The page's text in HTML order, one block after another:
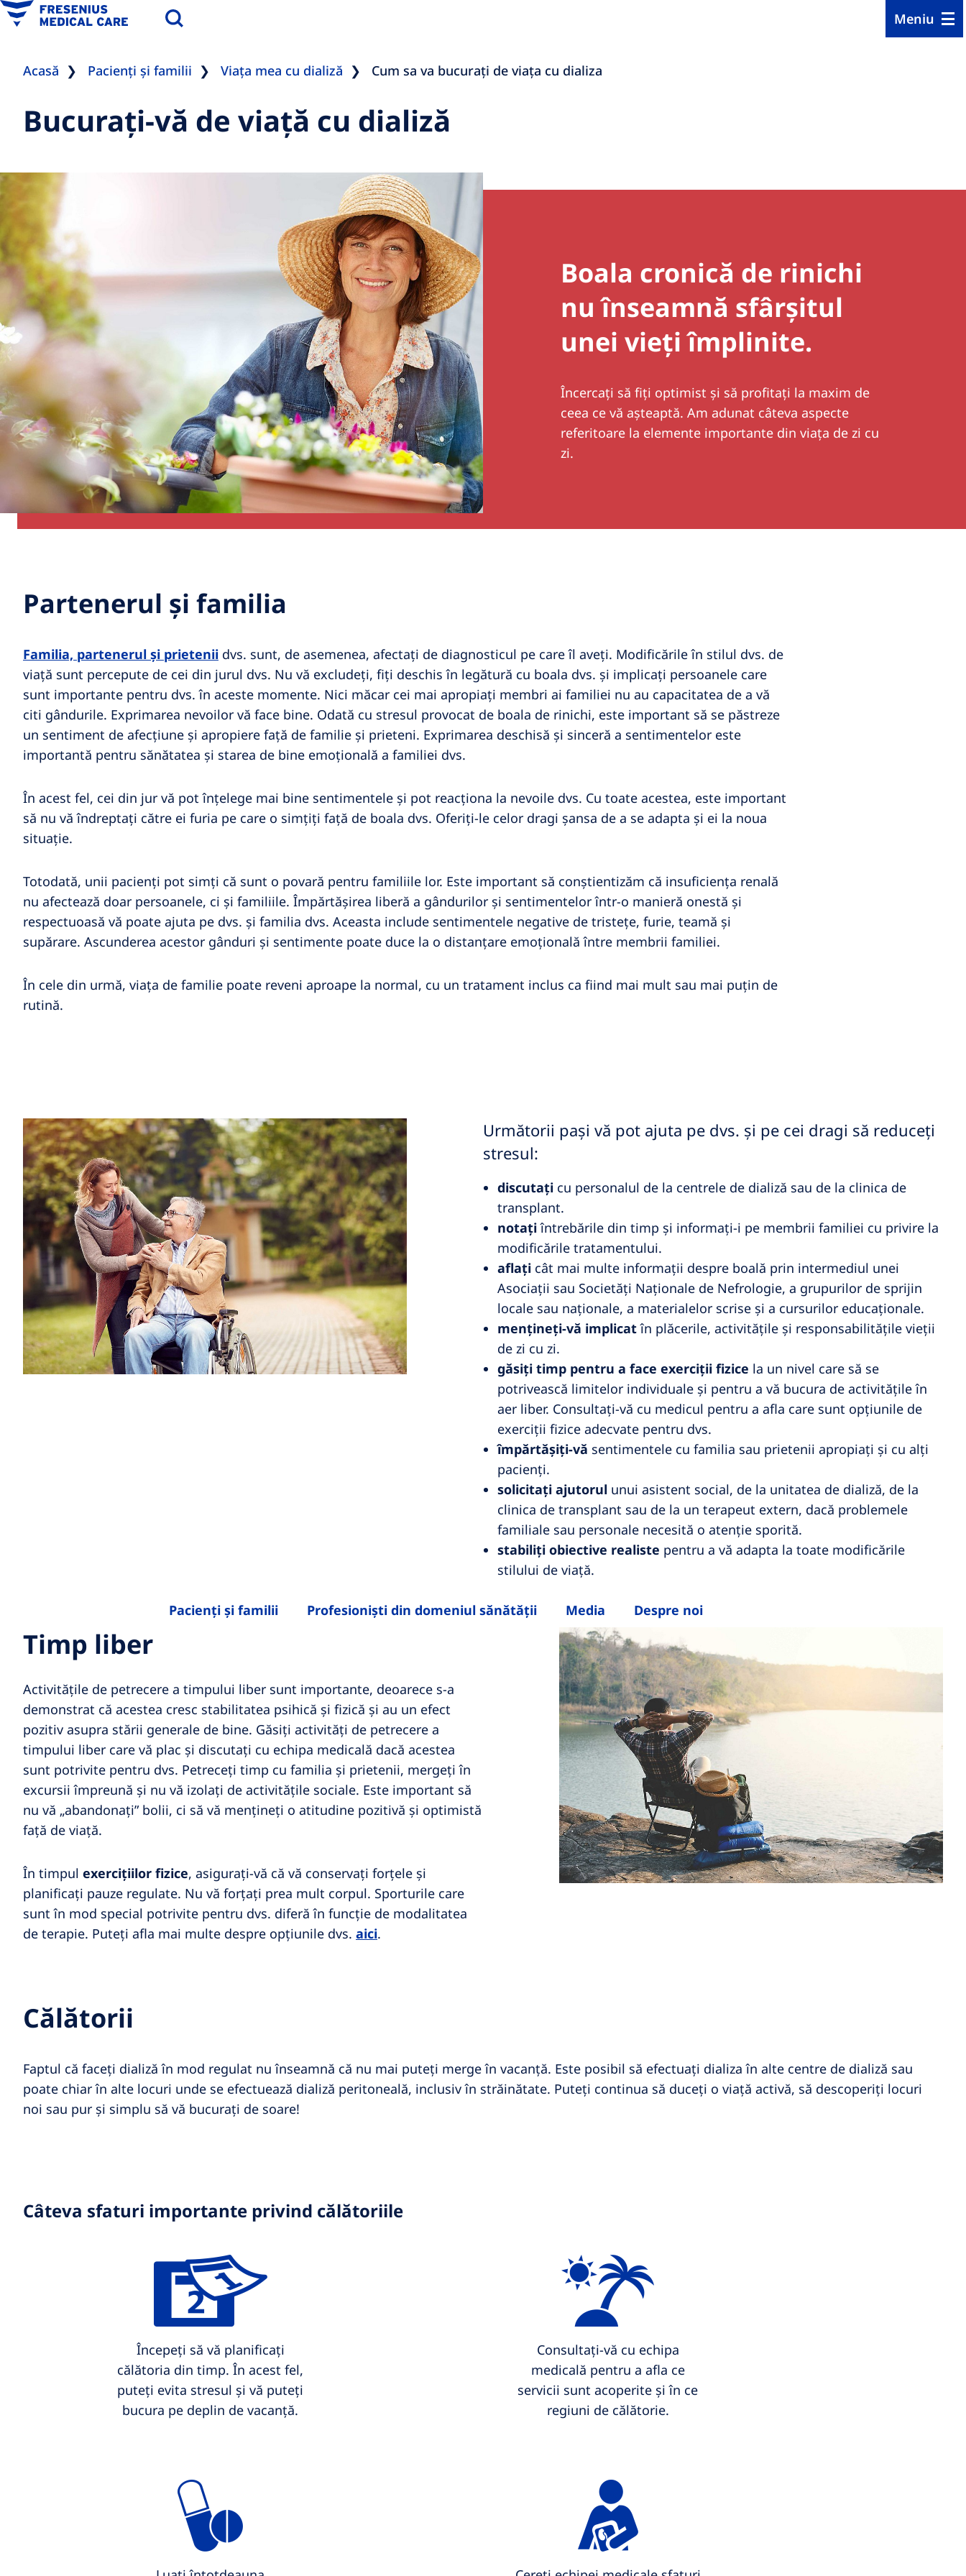
Meniu
Pacienți și familii Profesioniști din domeniul sănătății Media Despre noi
Acasă Pacienți și familii Viața mea cu dializă Cum sa va bucurați de viața cu dializa
Bucurați-vă de viață cu dializă
Boala cronică de rinichi
nu înseamnă sfârșitul
unei vieți împlinite.
Încercați să fiți optimist și să profitați la maxim de
ceea ce vă așteaptă. Am adunat câteva aspecte
referitoare la elemente importante din viața de zi cu
zi.
Partenerul și familia
Familia, partenerul și prietenii dvs. sunt, de asemenea, afectați de diagnosticul pe care îl aveți. Modificările în stilul dvs. de
viață sunt percepute de cei din jurul dvs. Nu vă excludeți, fiți deschis în legătură cu boala dvs. și implicați persoanele care
sunt importante pentru dvs. în aceste momente. Nici măcar cei mai apropiați membri ai familiei nu au capacitatea de a vă
citi gândurile. Exprimarea nevoilor vă face bine. Odată cu stresul provocat de boala de rinichi, este important să se păstreze
un sentiment de afecțiune și apropiere față de familie și prieteni. Exprimarea deschisă și sinceră a sentimentelor este
importantă pentru sănătatea și starea de bine emoțională a familiei dvs.
În acest fel, cei din jur vă pot înțelege mai bine sentimentele și pot reacționa la nevoile dvs. Cu toate acestea, este important
să nu vă îndreptați către ei furia pe care o simțiți față de boala dvs. Oferiți-le celor dragi șansa de a se adapta și ei la noua
situație.
Totodată, unii pacienți pot simți că sunt o povară pentru familiile lor. Este important să conștientizăm că insuficiența renală
nu afectează doar persoanele, ci și familiile. Împărtășirea liberă a gândurilor și sentimentelor într-o manieră onestă și
respectuoasă vă poate ajuta pe dvs. și familia dvs. Aceasta include sentimentele negative de tristețe, furie, teamă și
supărare. Ascunderea acestor gânduri și sentimente poate duce la o distanțare emoțională între membrii familiei.
În cele din urmă, viața de familie poate reveni aproape la normal, cu un tratament inclus ca fiind mai mult sau mai puțin de
rutină.
Următorii pași vă pot ajuta pe dvs. și pe cei dragi să reduceți
stresul:
discutațicu personalul de la centrele de dializă sau de la clinica de
transplant.
notațiîntrebările din timp și informați-i pe membrii familiei cu privire la
modificările tratamentului.
aflațicât mai multe informații despre boală prin intermediul unei
Asociații sau Societăți Naționale de Nefrologie, a grupurilor de sprijin
locale sau naționale, a materialelor scrise și a cursurilor educaționale.
mențineți-vă implicatîn plăcerile, activitățile și responsabilitățile vieții
de zi cu zi.
găsiți timp pentru a face exerciții fizice la un nivel care să se
potrivească limitelor individuale și pentru a vă bucura de activitățile în
aer liber. Consultați-vă cu medicul pentru a afla care sunt opțiunile de
exerciții fizice adecvate pentru dvs.
împărtășiți-vă sentimentele cu familia sau prietenii apropiați și cu alți
pacienți.
solicitați ajutorulunui asistent social, de la unitatea de dializă, de la
clinica de transplant sau de la un terapeut extern, dacă problemele
familiale sau personale necesită o atenție sporită.
stabiliți obiective realiste pentru a vă adapta la toate modificările
stilului de viață.
Timp liber
Activitățile de petrecere a timpului liber sunt importante, deoarece s-a
demonstrat că acestea cresc stabilitatea psihică și fizică și au un efect
pozitiv asupra stării generale de bine. Găsiți activități de petrecere a
timpului liber care vă plac și discutați cu echipa medicală dacă acestea
sunt potrivite pentru dvs. Petreceți timp cu familia și prietenii, mergeți în
excursii împreună și nu vă izolați de activitățile sociale. Este important să
nu vă „abandonați” bolii, ci să vă mențineți o atitudine pozitivă și optimistă
față de viață.
În timpulexercițiilor fizice, asigurați-vă că vă conservați forțele și
planificați pauze regulate. Nu vă forțați prea mult corpul. Sporturile care
sunt în mod special potrivite pentru dvs. diferă în funcție de modalitatea
de terapie. Puteți afla mai multe despre opțiunile dvs.aici.
Călătorii
Faptul că faceți dializă în mod regulat nu înseamnă că nu mai puteți merge în vacanță. Este posibil să efectuați dializa în alte centre de dializă sau
poate chiar în alte locuri unde se efectuează dializă peritoneală, inclusiv în străinătate. Puteți continua să duceți o viață activă, să descoperiți locuri
noi sau pur și simplu să vă bucurați de soare!
Câteva sfaturi importante privind călătoriile
Începeți să vă planificați
călătoria din timp. În acest fel,
puteți evita stresul și vă puteți
bucura pe deplin de vacanță.
Consultați-vă cu echipa
medicală pentru a afla ce
servicii sunt acoperite și în ce
regiuni de călătorie.